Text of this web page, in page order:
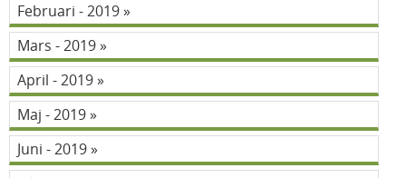
Februari - 2019
Mars - 2019
April - 2019
Maj - 2019
Juni - 2019